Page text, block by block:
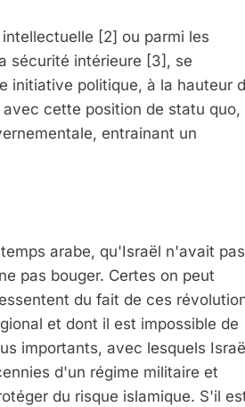
[2] ou parmi les
sécurité intérieure [3], se
initiative politique, à la hauteur
cette position de statu quo,
entrainant un
arabe, qu'Israël n'avait pas
pas bouger. Certes on peut
du fait de ces
et dont il est impossible de
importants, avec lesquels
d'un régime militaire et
du risque islamique. S'il